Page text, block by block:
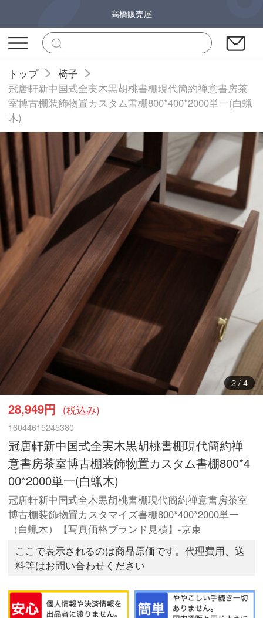
高橋販売屋
トップ
椅子
冠唐軒新中国式全実木黒胡桃書棚現代簡約禅意書房茶
室博古棚装飾物置カスタム書棚800*400*2000単一(白蝋
木)
3/ 4
28,949円 (税込み)
16044615245380
冠唐軒新中国式全実木黒胡桃書棚現代簡約禅
意書房茶室博古棚装飾物置カスタム書棚800*4
00*2000単一(白蝋木)
冠唐軒新中国式全木黒胡桃書棚現代簡約禅意書房茶室
博古棚装飾物置カスタマイズ書棚800*400*2000単一
（白蝋木）【写真価格ブランド見積】-京東
ここで表示されるのは商品原価です。代理費用、送
料等はお問い合わせください